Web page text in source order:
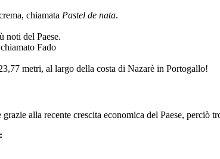
chiamata Pastel de nata.
noti del Paese.
Fado
metri, al largo della costa di Nazarè in Portogallo!
alla recente crescita economica del Paese, perciò